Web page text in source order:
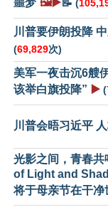
噩梦 🖼️▶️📝 (
川普要伊朗投降
(69,829次)
美军一夜击沉6艘
该举白旗投降” ▶️ (
川普会晤习近平
光影之间，青春
of Light and
将于母亲节在干净